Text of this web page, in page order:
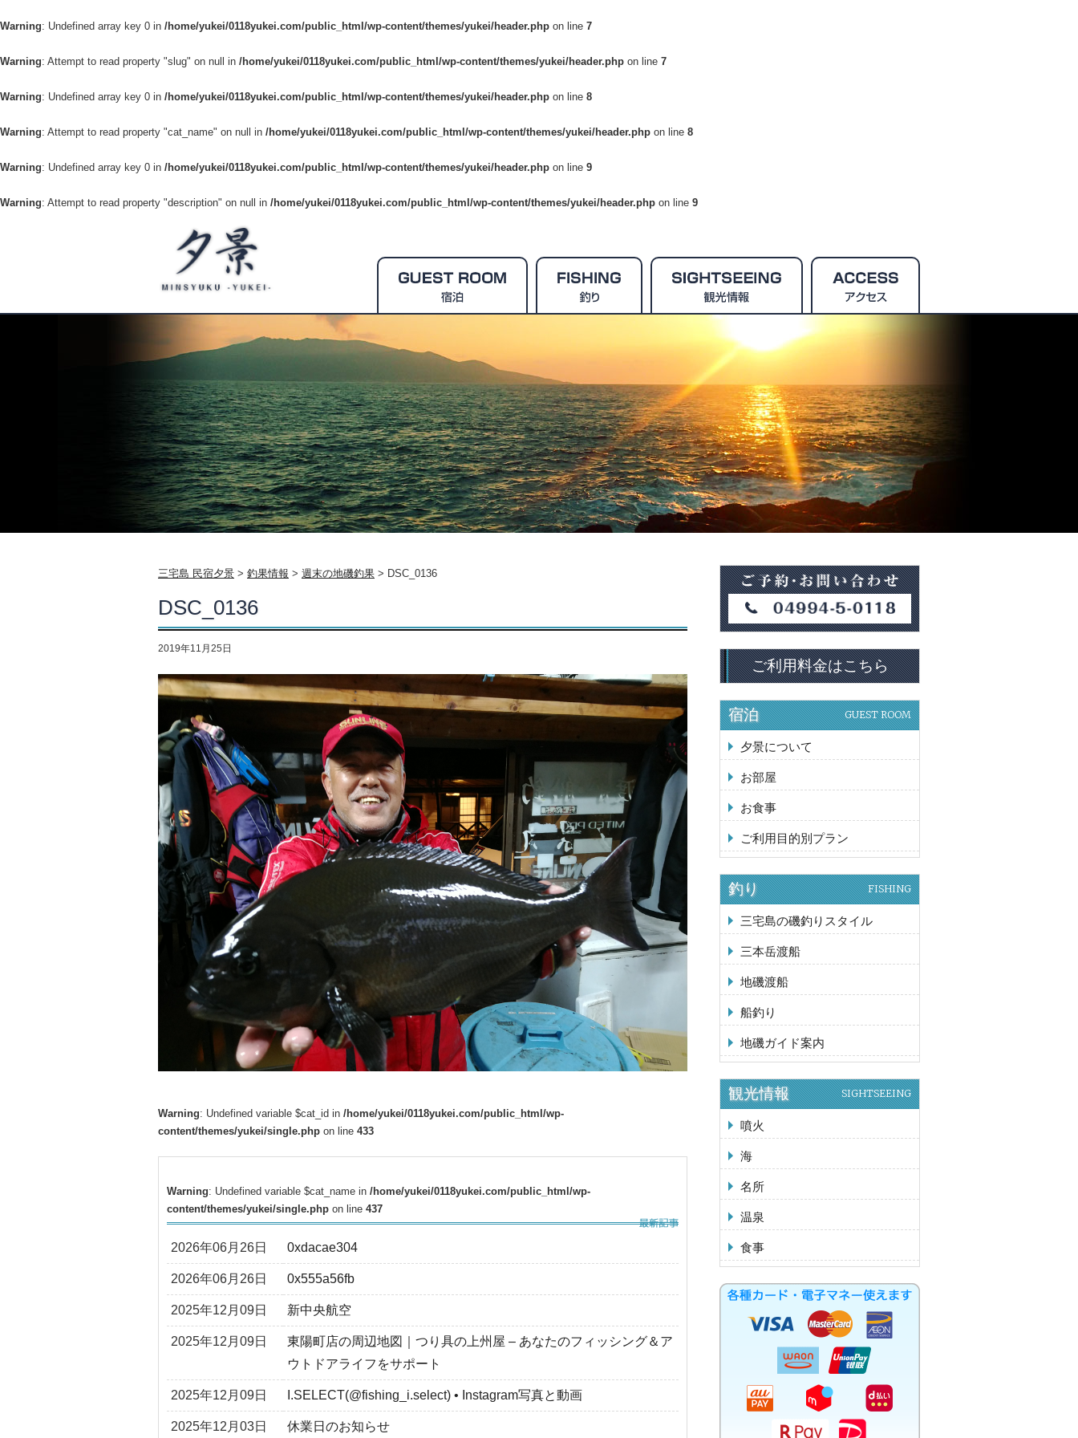
Warning: Undefined array key 0 in /home/yukei/0118yukei.com/public_html/wp-content/themes/yukei/header.php on line 7
Warning: Attempt to read property "slug" on null in /home/yukei/0118yukei.com/public_html/wp-content/themes/yukei/header.php on line 7
Warning: Undefined array key 0 in /home/yukei/0118yukei.com/public_html/wp-content/themes/yukei/header.php on line 8
Warning: Attempt to read property "cat_name" on null in /home/yukei/0118yukei.com/public_html/wp-content/themes/yukei/header.php on line 8
Warning: Undefined array key 0 in /home/yukei/0118yukei.com/public_html/wp-content/themes/yukei/header.php on line 9
Warning: Attempt to read property "description" on null in /home/yukei/0118yukei.com/public_html/wp-content/themes/yukei/header.php on line 9
三宅島 民宿夕景 > 釣果情報 > 週末の地磯釣果 > DSC_0136
DSC_0136
2019年11月25日
Warning: Undefined variable $cat_id in /home/yukei/0118yukei.com/public_html/wp-
content/themes/yukei/single.php on line 433
Warning: Undefined variable $cat_name in /home/yukei/0118yukei.com/public_html/wp-
content/themes/yukei/single.php on line 437
2026年06月26日 0xdacae304
2026年06月26日 0x555a56fb
2025年12月09日 新中央航空
2025年12月09日
東陽町店の周辺地図｜つり具の上州屋 – あなたのフィッシング＆ア
ウトドアライフをサポート
2025年12月09日 I.SELECT(@fishing_i.select) • Instagram写真と動画
2025年12月03日 休業日のお知らせ
ご利用料金はこちら
宿泊 GUEST ROOM
夕景について
お部屋
お食事
ご利用目的別プラン
釣り FISHING
三宅島の磯釣りスタイル
三本岳渡船
地磯渡船
船釣り
地磯ガイド案内
観光情報 SIGHTSEEING
噴火
海
名所
温泉
食事